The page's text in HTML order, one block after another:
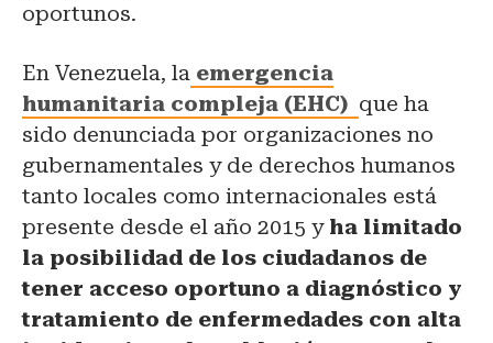
oportunos.
En Venezuela, la emergencia
humanitaria compleja (EHC) que ha
sido denunciada por organizaciones no
gubernamentales y de derechos humanos
tanto locales como internacionales está
presente desde el año 2015 yha limitado
la posibilidad de los ciudadanos de
tener acceso oportuno a diagnóstico y
tratamiento de enfermedades con alta